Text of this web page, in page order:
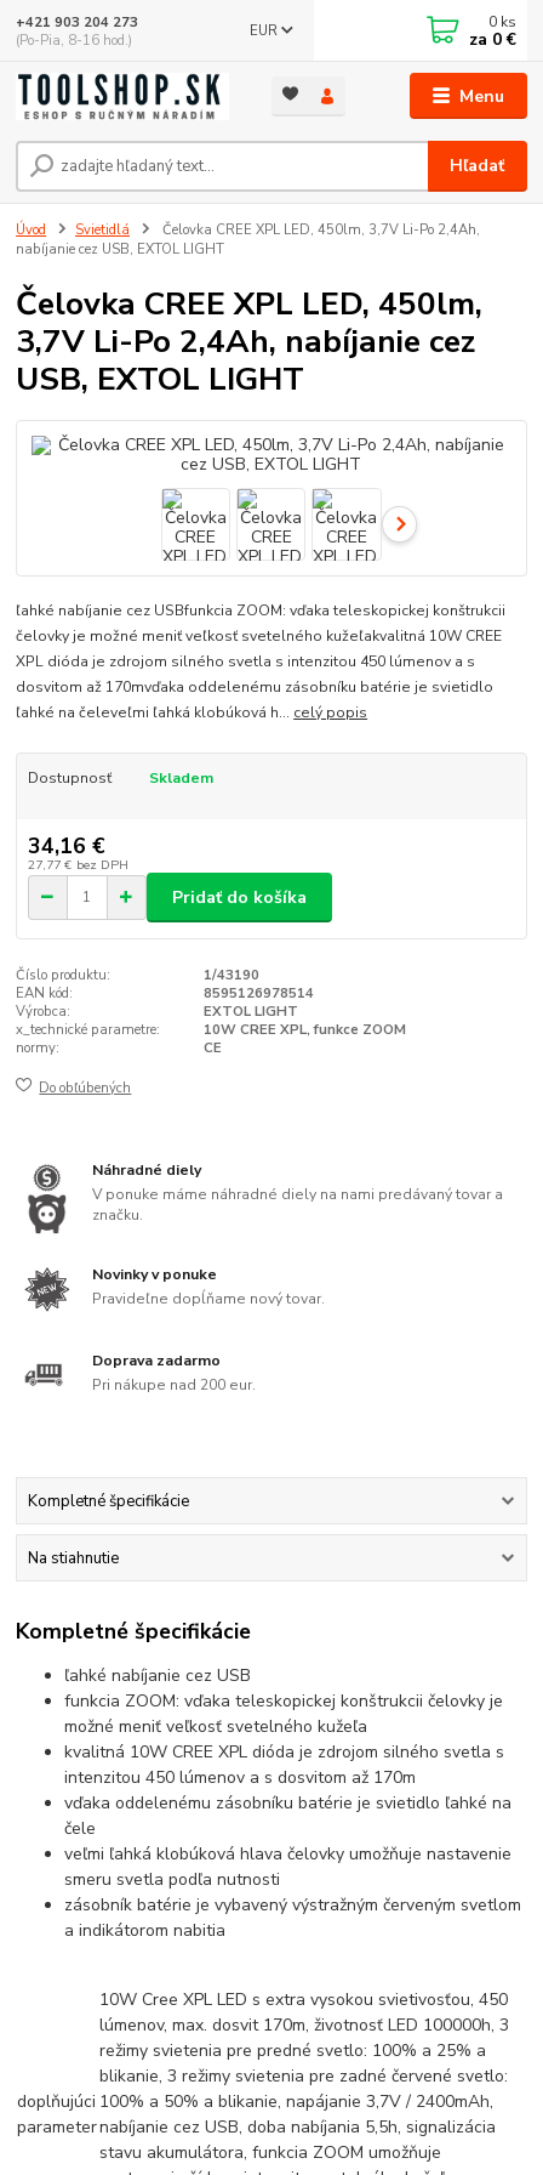
Menu
EUR
Hľadať
+421 903 204 273
(Po-Pia, 8-16 hod.)
0 ks
za 0 €
Úvod Svietidlá
Čelovka CREE XPL LED, 450lm, 3,7V Li-Po 2,4Ah,
nabíjanie cez USB, EXTOL LIGHT
Čelovka CREE XPL LED, 450lm,
3,7V Li-Po 2,4Ah, nabíjanie cez
USB, EXTOL LIGHT
ľahké nabíjanie cez USBfunkcia ZOOM: vďaka teleskopickej konštrukcii
čelovky je možné meniť veľkosť svetelného kužeľakvalitná 10W CREE
XPL dióda je zdrojom silného svetla s intenzitou 450 lúmenov a s
dosvitom až 170mvďaka oddelenému zásobníku batérie je svietidlo
ľahké na čeleveľmi ľahká klobúková h... celý popis
Dostupnosť Skladem
34,16 €
27,77 € bez DPH
Pridať do košíka
Číslo produktu:
1/43190
EAN kód:
8595126978514
Výrobca:
EXTOL LIGHT
x_technické parametre:
10W CREE XPL, funkce ZOOM
normy:
CE
Do obľúbených
Náhradné diely
V ponuke máme náhradné diely na nami predávaný tovar a
značku.
Novinky v ponuke
Pravideľne dopĺňame nový tovar.
Doprava zadarmo
Pri nákupe nad 200 eur.
Kompletné špecifikácie
Na stiahnutie
Kompletné špecifikácie
ľahké nabíjanie cez USB
funkcia ZOOM: vďaka teleskopickej konštrukcii čelovky je
možné meniť veľkosť svetelného kužeľa
kvalitná 10W CREE XPL dióda je zdrojom silného svetla s
intenzitou 450 lúmenov a s dosvitom až 170m
vďaka oddelenému zásobníku batérie je svietidlo ľahké na
čele
veľmi ľahká klobúková hlava čelovky umožňuje nastavenie
smeru svetla podľa nutnosti
zásobník batérie je vybavený výstražným červeným svetlom
a indikátorom nabitia
doplňujúci
parameter
10W Cree XPL LED s extra vysokou svietivosťou, 450
lúmenov, max. dosvit 170m, životnosť LED 100000h, 3
režimy svietenia pre predné svetlo: 100% a 25% a
blikanie, 3 režimy svietenia pre zadné červené svetlo:
100% a 50% a blikanie, napájanie 3,7V / 2400mAh,
nabíjanie cez USB, doba nabíjania 5,5h, signalizácia
stavu akumulátora, funkcia ZOOM umožňuje